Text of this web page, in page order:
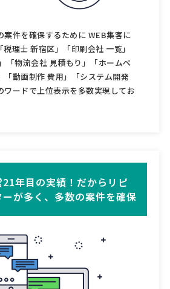
案件を確保するために WEB集客に
理士 新宿区」「印刷会社 一覧」
「物流会社 見積もり」「ホームペ
「動画制作 費用」「システム開発
ワードで上位表示を多数実現してお
21年目の実績！だからリピ
ーが多く、多数の案件を確保